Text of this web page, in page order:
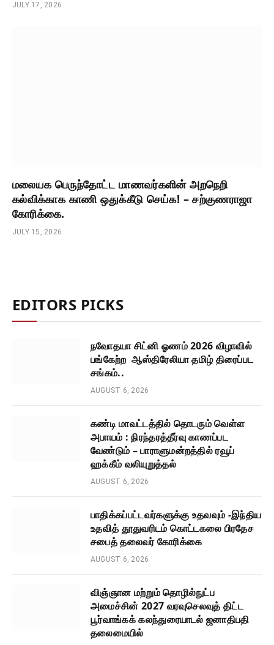
JULY 17, 2026
மலையக பெருந்தோட்ட மாணவர்களின் அறநெறி
கல்விக்காக காணி ஒதுக்கீடு செய்க! – சற்குணராஜா
கோரிக்கை.
JULY 15, 2026
EDITORS PICKS
நவோதயா சிட்னி ஓணம் 2026 விழாவில்
பங்கேற்ற ஆஸ்திரேலியா தமிழ் திரைப்பட
சங்கம்..
AUGUST 6, 2026
கண்டி மாவட்டத்தில் தொடரும் வெள்ள
அபாயம் : நிரந்தரத்தீர்வு காணப்பட
வேண்டும் – பாராளுமன்றத்தில் ரவூப்
ஹக்கீம் வலியுறுத்தல்
AUGUST 6, 2026
பாதிக்கப்பட்டவர்களுக்கு உதவவும் -இந்திய
உதவித் தூதுவரிடம் கொட்டகலை பிரதேச
சபைத் தலைவர் கோரிக்கை
AUGUST 6, 2026
விஞ்ஞான மற்றும் தொழில்நுட்ப
அமைச்சின் 2027 வரவுசெலவுத் திட்ட
பூர்வாங்கக் கலந்துரையாடல் ஜனாதிபதி
தலைமையில்